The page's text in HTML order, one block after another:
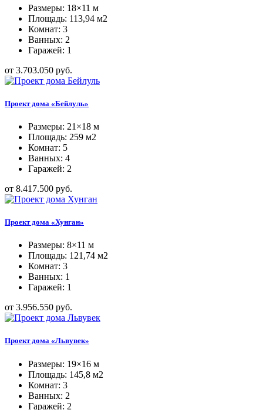
Размеры: 18×11 м
Площадь: 113,94 м2
Комнат: 3
Ванных: 2
Гаражей: 1
от 3.703.050 руб.
Проект дома «Бейлуль»
Размеры: 21×18 м
Площадь: 259 м2
Комнат: 5
Ванных: 4
Гаражей: 2
от 8.417.500 руб.
Проект дома «Хунган»
Размеры: 8×11 м
Площадь: 121,74 м2
Комнат: 3
Ванных: 1
Гаражей: 1
от 3.956.550 руб.
Проект дома «Львувек»
Размеры: 19×16 м
Площадь: 145,8 м2
Комнат: 3
Ванных: 2
Гаражей: 2